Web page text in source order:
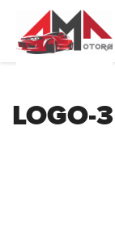
LOGO-3